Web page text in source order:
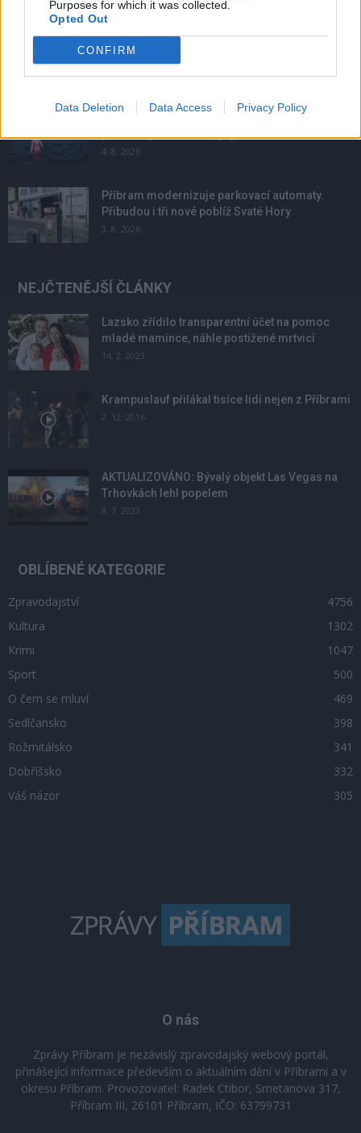
Purposes for which it was collected.
Opted Out
CONFIRM
Data Deletion Data Access Privacy Policy
NOVINKY
Obděnice vzpomínaly na filmovou legendu
6. 8. 2026
Většina koupališť na Příbramsku nabízí výborné
4. 8. 2026
Příbram modernizuje parkovací automaty.
Přibudou i tři nové poblíž Svaté Hory
3. 8. 2026
NEJČTENĚJŠÍ ČLÁNKY
Lazsko zřídilo transparentní účet na pomoc
mladé mamince, náhle postižené mrtvicí
14. 2. 2023
Krampuslauf přilákal tisíce lidí nejen z Příbrami
2. 12. 2016
AKTUALIZOVÁNO: Bývalý objekt Las Vegas na
Trhovkách lehl popelem
8. 7. 2023
OBLÍBENÉ KATEGORIE
Zpravodajství
4756
Kultura
1302
Krimi
1047
Sport
500
O čem se mluví
469
Sedlčansko
398
Rožmitálsko
341
Dobříšsko
332
Váš názor
305
O nás
Zprávy Příbram je nezávislý zpravodajský webový portál,
přinášející informace především o aktuálním dění v Příbrami a v
okresu Příbram. Provozovatel: Radek Ctibor, Smetanova 317,
Příbram III, 26101 Příbram, IČO: 63799731